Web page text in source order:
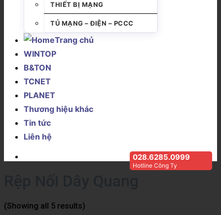
THIẾT BỊ MẠNG
TỦ MẠNG – ĐIỆN – PCCC
Trang chủ
WINTOP
B&TON
TCNET
PLANET
Thương hiệu khác
Tin tức
Liên hệ
028.6285.0999
Hotline Công Ty
(Showing all 5 results)